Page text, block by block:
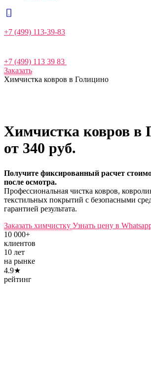
+7 (499) 113-39-83
+7 (499) 113 39 83
Заказать
Химчистка ковров в Голицино
Химчистка ковров в
от 340 руб.
Получите фиксированный расчет
после осмотра.
Профессиональная чистка ковров,
текстильных покрытий с безопасными
гарантией результата.
Заказать химчистку Узнать цену в
10 000+
клиентов
10 лет
на рынке
4.9★
рейтинг